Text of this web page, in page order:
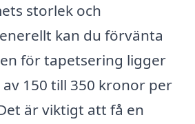
storlek och
kan du förvänta
för tapetsering ligger
150 till 350 kronor per
är viktigt att få en